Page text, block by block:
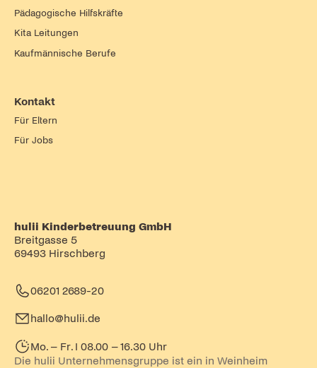
Pädagogische Hilfskräfte
Kita Leitungen
Kaufmännische Berufe
Kontakt
Für Eltern
Für Jobs
hulii Kinderbetreuung GmbH
Breitgasse 5
69493 Hirschberg
06201 2689-20
hallo@hulii.de
Mo. – Fr. I 08.00 – 16.30 Uhr
Die hulii Unternehmensgruppe ist ein in Weinheim